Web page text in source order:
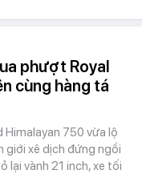
phượt Royal
cùng hàng tá
Himalayan 750 vừa lộ
giới xê dịch đứng ngồi
lại vành 21 inch, xe tối